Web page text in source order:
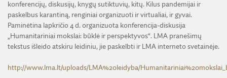
konferencijų, diskusijų, knygų sutiktuvių, kitų. Kilus pandemijai ir
paskelbus karantiną, renginiai organizuoti ir virtualiai, ir gyvai.
Paminėtina lapkričio 4 d. organizuota konferencija-diskusija
„Humanitariniai mokslai: būklė ir perspektyvos“. LMA pranešimų
tekstus išleido atskiru leidiniu, jie paskelbti ir LMA interneto svetainėje.
http://www.lma.lt/uploads/LMA%20leidyba/